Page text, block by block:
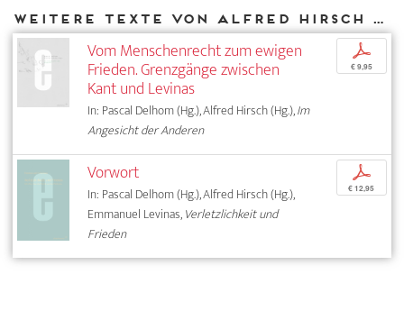
Weitere Texte von Alfred Hirsch bei DIAPHANES
Vom Menschenrecht zum ewigen
Frieden. Grenzgänge zwischen
Kant und Levinas
In: Pascal Delhom (Hg.), Alfred Hirsch (Hg.),Im
Angesicht der Anderen
p
€ 9,95
Vorwort
In: Pascal Delhom (Hg.), Alfred Hirsch (Hg.),
Emmanuel Levinas,Verletzlichkeit und
Frieden
p
€ 12,95